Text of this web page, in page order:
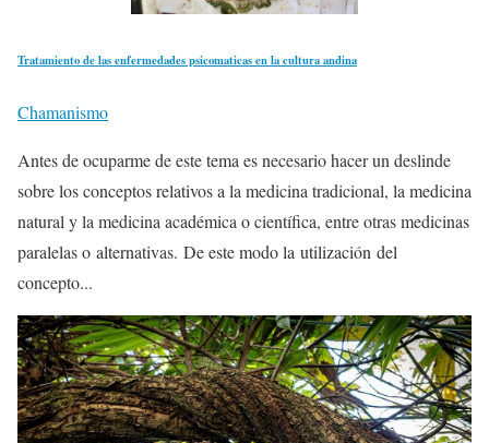
Tratamiento de las enfermedades psicomaticas en la cultura andina
Chamanismo
Antes de ocuparme de este tema es necesario hacer un deslinde
sobre los conceptos relativos a la medicina tradicional, la medicina
natural y la medicina académica o científica, entre otras medicinas
paralelas o alternativas. De este modo la utilización del
concepto...